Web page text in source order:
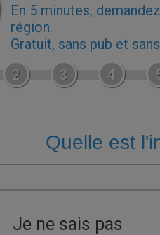
En 5 minutes, demandez
région.
Gratuit, sans pub et
2 3 4
Quelle est
Je ne sais pas